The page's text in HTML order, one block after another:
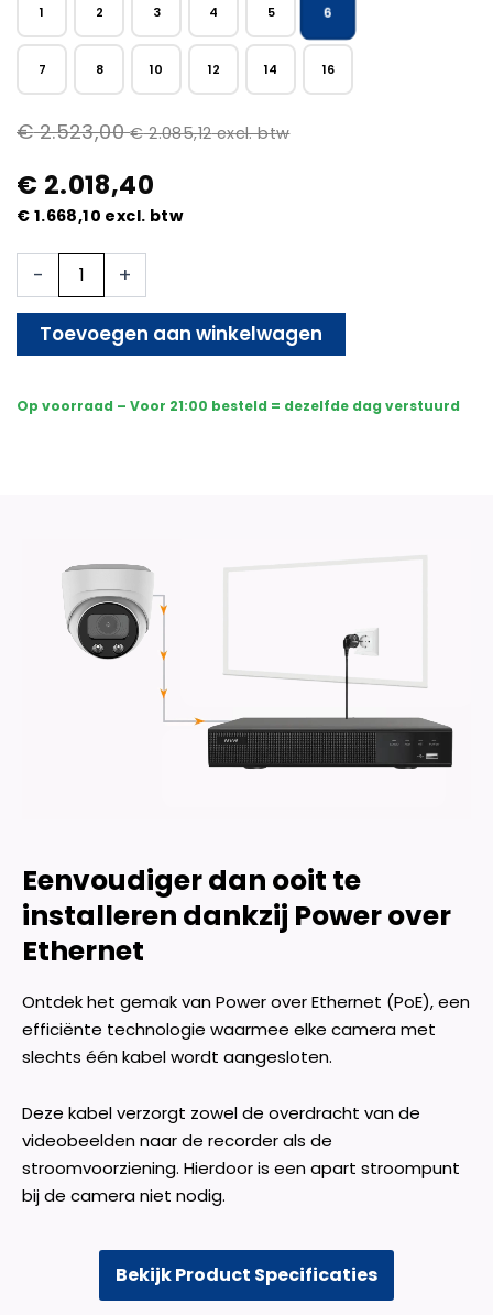
1 2 3 4 5 6
7 8 10 12 14 16
€2.523,00 €2.085,12excl. btw
€ 2.018,40
€ 1.668,10 excl. btw
-
Beveiligingscamera
Bedraad
Dome
aantal
+
Toevoegen aan winkelwagen
Op voorraad – Voor 21:00 besteld = dezelfde dag verstuurd
Eenvoudiger dan ooit te
installeren dankzij Power over
Ethernet
Ontdek het gemak van Power over Ethernet (PoE), een
efficiënte technologie waarmee elke camera met
slechts één kabel wordt aangesloten.
Deze kabel verzorgt zowel de overdracht van de
videobeelden naar de recorder als de
stroomvoorziening. Hierdoor is een apart stroompunt
bij de camera niet nodig.
Bekijk Product Specificaties